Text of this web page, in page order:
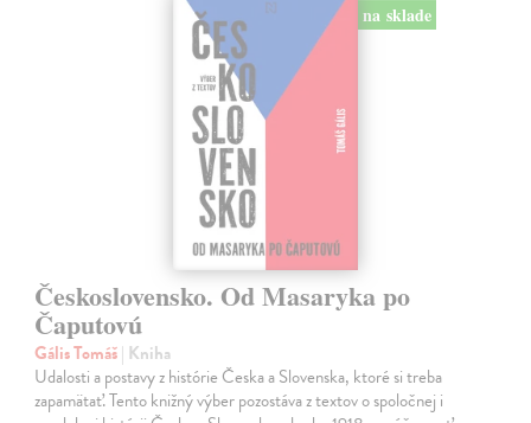
na sklade
Československo. Od Masaryka po
Čaputovú
Gális Tomáš| Kniha
Udalosti a postavy z histórie Česka a Slovenska, ktoré si treba
zapamätať. Tento knižný výber pozostáva z textov o spoločnej i